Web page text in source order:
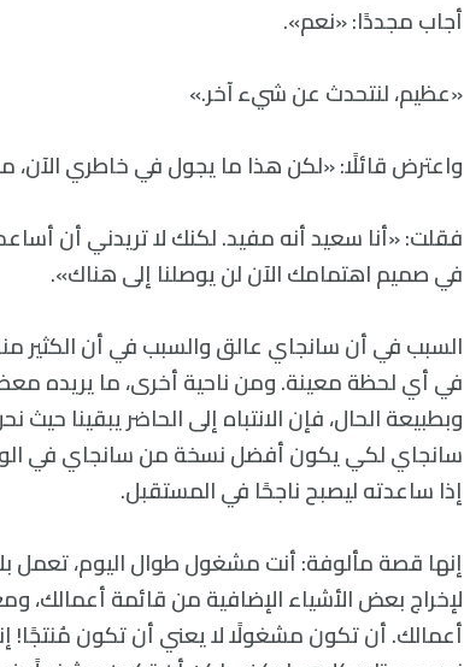
أجاب مجددًا: «نعم».
«عظيم، لنتحدث عن شيء آخر.»
واعترض قائلًا: «لكن هذا ما يجول في خاطري الآن،
فقلت: «أنا سعيد أنه مفيد. لكنك لا تريدني أن
في صميم اهتمامك الآن لن يوصلنا إلى هناك».
السبب في أن سانجاي عالق والسبب في أن الكثير
في أي لحظة معينة. ومن ناحية أخرى، ما يريده
وبطبيعة الحال، فإن الانتباه إلى الحاضر يبقينا
سانجاي لكي يكون أفضل نسخة من سانجاي في
إذا ساعدته ليصبح ناجحًا في المستقبل.
إنها قصة مألوفة: أنت مشغول طوال اليوم، تعمل
لإخراج بعض الأشياء الإضافية من قائمة أعمالك،
أعمالك. أن تكون مشغولًا لا يعني أن تكون مُنتجًا!